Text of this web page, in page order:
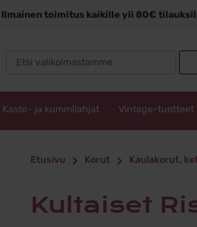
Ilmainen toimitus kaikille yli 80€
Kaste- ja kummilahjat Vintage-tuotteet
Etusivu Korut Kaulakorut,
Kultaiset